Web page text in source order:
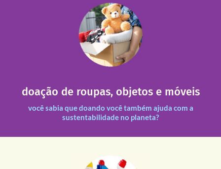
doação de roupas, objetos e móveis
você sabia que doando você também ajuda com a
sustentabilidade no planeta?
entre nossas unidades assim como outras instituições
Você pode doar esses itens na Rua Belmonte, 547 – Vila
Leopoldina – De segunda a sexta, das 8h30 às 11h30 e
das 13h30 às 17h30 (sextas até às 16h30).
fale conosco